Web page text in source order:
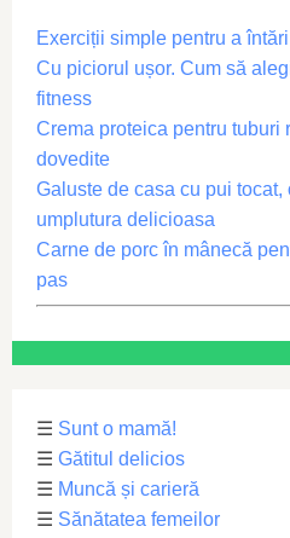
Exerciții simple pentru a
Cu piciorul ușor. Cum să
fitness
Crema proteica pentru tuburi
dovedite
Galuste de casa cu pui tocat,
umplutura delicioasa
Carne de porc în mânecă
pas
☰ Sunt o mamă!
☰ Gătitul delicios
☰ Muncă și carieră
☰ Sănătatea femeilor